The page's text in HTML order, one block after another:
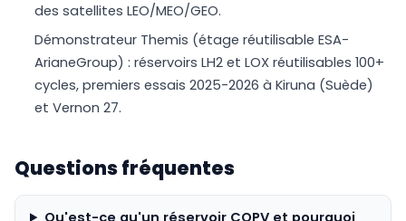
des satellites LEO/MEO/GEO.
Démonstrateur Themis (étage réutilisable ESA-
ArianeGroup) : réservoirs LH2 et LOX réutilisables 100+
cycles, premiers essais 2025-2026 à Kiruna (Suède)
et Vernon 27.
Questions fréquentes
Qu'est-ce qu'un réservoir COPV et pourquoi